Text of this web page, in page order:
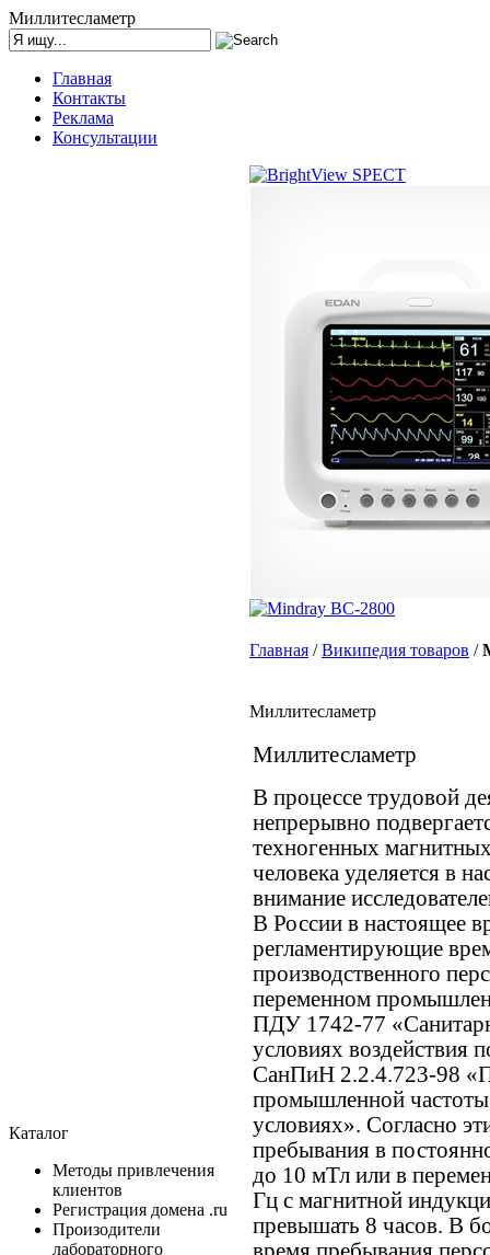
Миллитесламетр
Главная
Контакты
Реклама
Консультации
Каталог
Методы привлечения
клиентов
Регистрация домена .ru
Произодители
лабораторного
Главная /Википедия товаров /
Миллитесламетр
Миллитесламетр
В процессе трудовой
непрерывно
техногенных
человека уделяется в
внимание
В России в настоящее
регламентирующие
производственного
переменном
ПДУ 1742-77
условиях воздействия
СанПиН 2.2.4.723-98
промышленной
условиях». Согласно
пребывания в
до 10 мТл или в
Гц с магнитной
превышать 8 часов. В